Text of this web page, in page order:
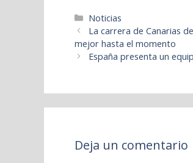
Categorías
Noticias
La carrera de Canarias
mejor hasta el momento
España presenta un
Deja un comentario